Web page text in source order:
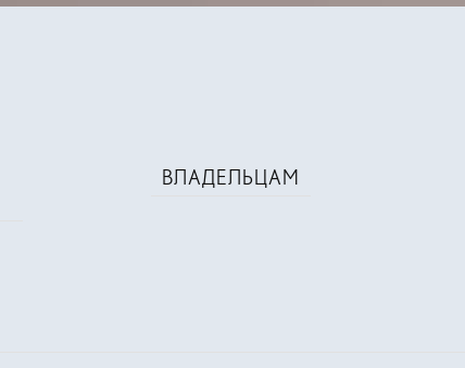
ВЛАДЕЛЬЦАМ